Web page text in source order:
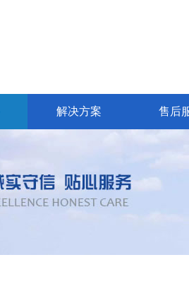
解决方案 售后